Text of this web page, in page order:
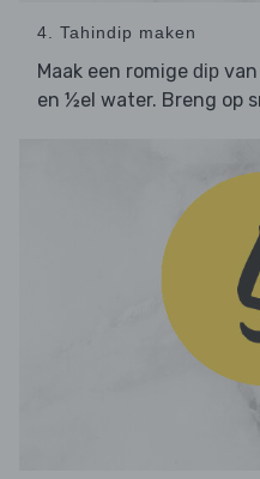
4. Tahindip maken
Maak een romige dip
en ½el water. Breng op